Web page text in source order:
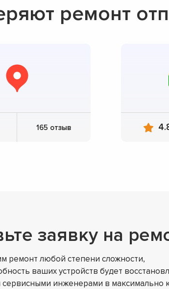
ремонт
165 отзыв
заявку на
ремонт любой степени сложности,
ваших устройств будет
инженерами в максимально